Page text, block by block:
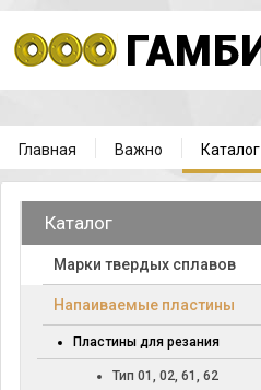
Главная Важно Каталог
Каталог
Марки твердых сплавов
Напаиваемые пластины
Пластины для резания
Тип 01, 02, 61, 62